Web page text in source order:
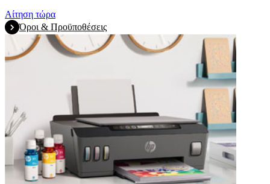
Αίτηση τώρα
Όροι & Προϋποθέσεις